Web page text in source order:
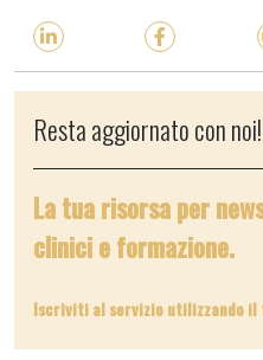
Resta aggiornato con noi!
La tua risorsa per
clinici e formazione.
Iscriviti al servizio utilizzando il